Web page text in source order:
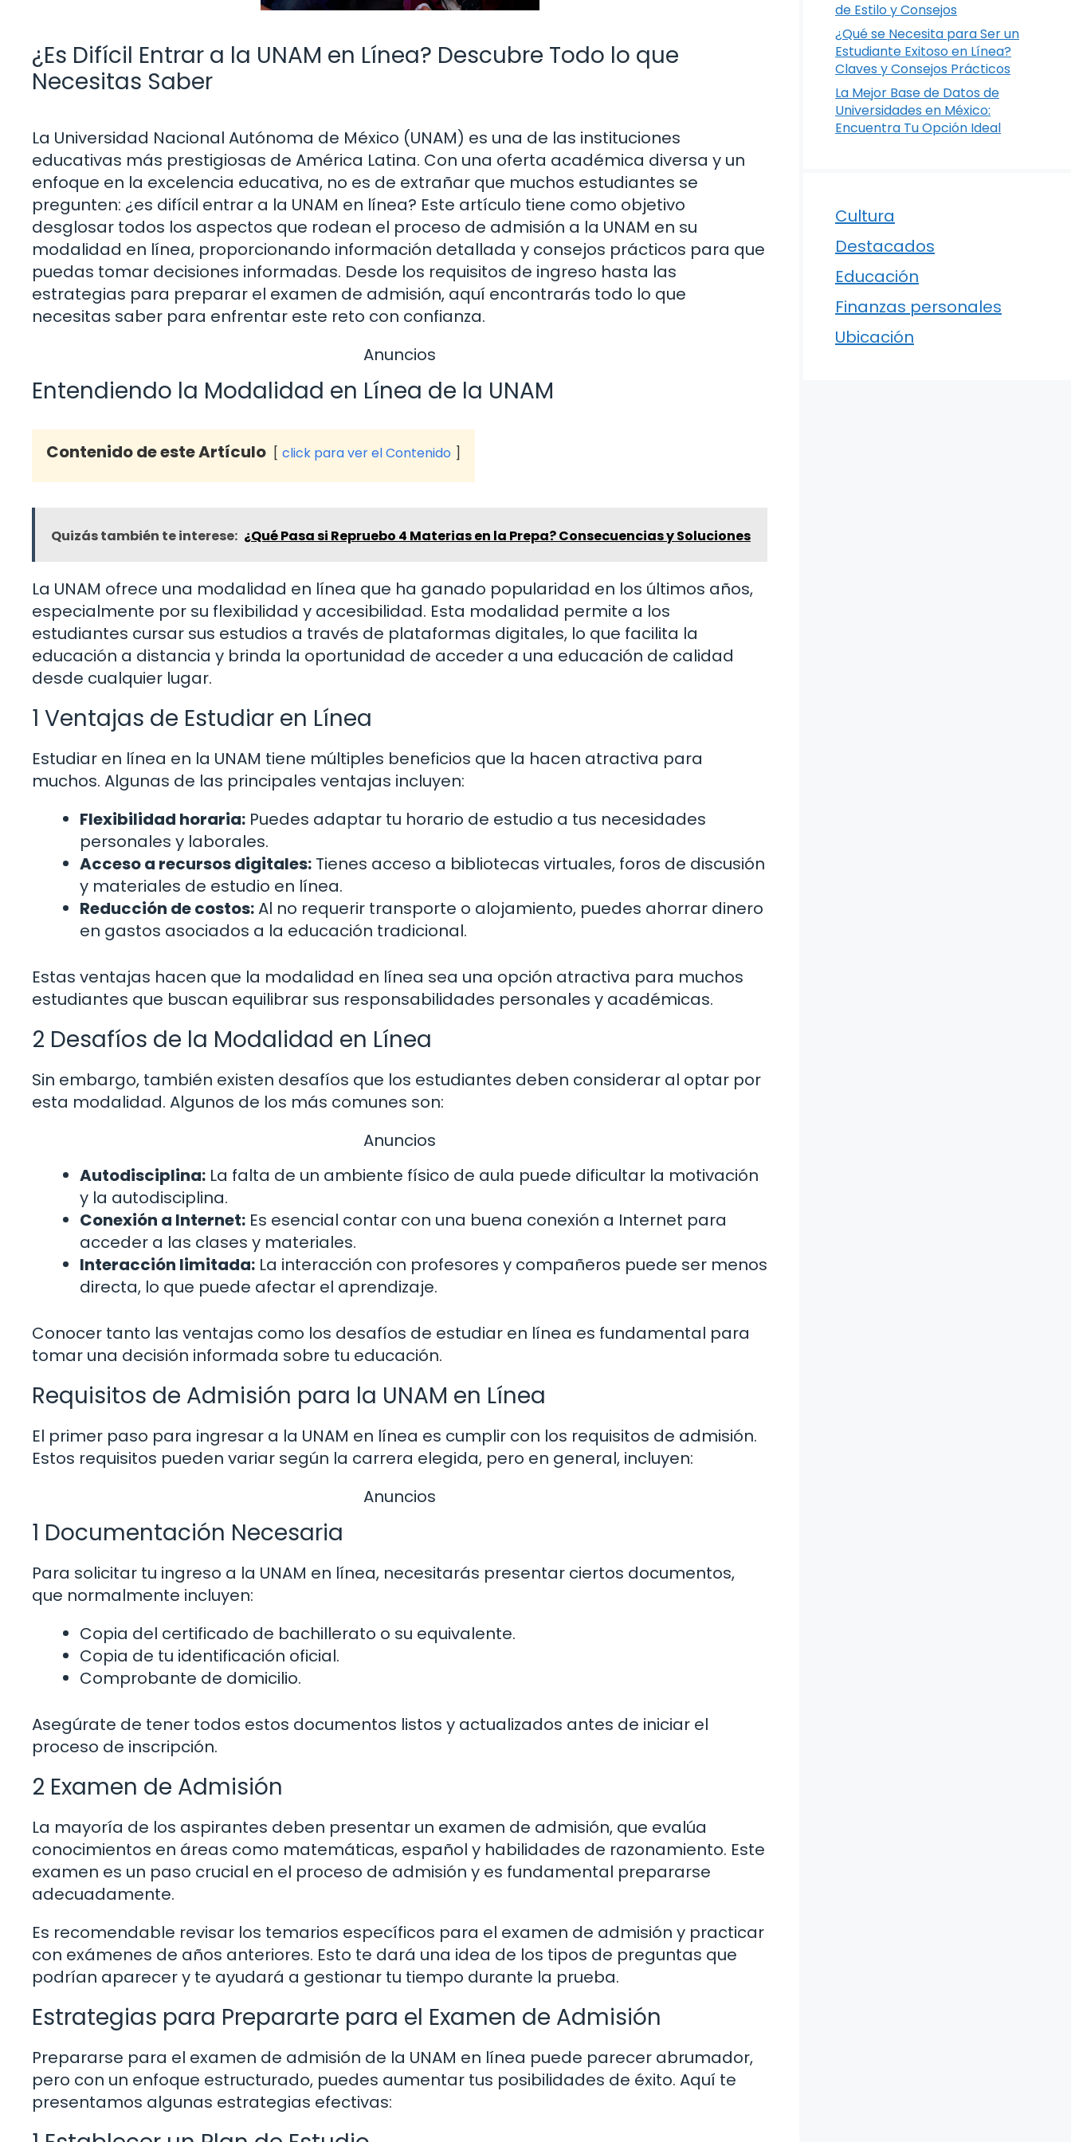
¿Es Difícil Entrar a la UNAM en Línea? Descubre Todo lo que
Necesitas Saber
La Universidad Nacional Autónoma de México (UNAM) es una de las instituciones
educativas más prestigiosas de América Latina. Con una oferta académica diversa y un
enfoque en la excelencia educativa, no es de extrañar que muchos estudiantes se
pregunten: ¿es difícil entrar a la UNAM en línea? Este artículo tiene como objetivo
desglosar todos los aspectos que rodean el proceso de admisión a la UNAM en su
modalidad en línea, proporcionando información detallada y consejos prácticos para que
puedas tomar decisiones informadas. Desde los requisitos de ingreso hasta las
estrategias para preparar el examen de admisión, aquí encontrarás todo lo que
necesitas saber para enfrentar este reto con confianza.
Anuncios
Entendiendo la Modalidad en Línea de la UNAM
Contenido de este Artículo click para ver el Contenido
Quizás también te interese: ¿Qué Pasa si Repruebo 4 Materias en la Prepa? Consecuencias y Soluciones
La UNAM ofrece una modalidad en línea que ha ganado popularidad en los últimos años,
especialmente por su flexibilidad y accesibilidad. Esta modalidad permite a los
estudiantes cursar sus estudios a través de plataformas digitales, lo que facilita la
educación a distancia y brinda la oportunidad de acceder a una educación de calidad
desde cualquier lugar.
1 Ventajas de Estudiar en Línea
Estudiar en línea en la UNAM tiene múltiples beneficios que la hacen atractiva para
muchos. Algunas de las principales ventajas incluyen:
Flexibilidad horaria: Puedes adaptar tu horario de estudio a tus necesidades
personales y laborales.
Acceso a recursos digitales: Tienes acceso a bibliotecas virtuales, foros de discusión
y materiales de estudio en línea.
Reducción de costos:Al no requerir transporte o alojamiento, puedes ahorrar dinero
en gastos asociados a la educación tradicional.
Estas ventajas hacen que la modalidad en línea sea una opción atractiva para muchos
estudiantes que buscan equilibrar sus responsabilidades personales y académicas.
2 Desafíos de la Modalidad en Línea
Sin embargo, también existen desafíos que los estudiantes deben considerar al optar por
esta modalidad. Algunos de los más comunes son:
Anuncios
Autodisciplina: La falta de un ambiente físico de aula puede dificultar la motivación
y la autodisciplina.
Conexión a Internet: Es esencial contar con una buena conexión a Internet para
acceder a las clases y materiales.
Interacción limitada: La interacción con profesores y compañeros puede ser menos
directa, lo que puede afectar el aprendizaje.
Conocer tanto las ventajas como los desafíos de estudiar en línea es fundamental para
tomar una decisión informada sobre tu educación.
Requisitos de Admisión para la UNAM en Línea
El primer paso para ingresar a la UNAM en línea es cumplir con los requisitos de admisión.
Estos requisitos pueden variar según la carrera elegida, pero en general, incluyen:
Anuncios
1 Documentación Necesaria
Para solicitar tu ingreso a la UNAM en línea, necesitarás presentar ciertos documentos,
que normalmente incluyen:
Copia del certificado de bachillerato o su equivalente.
Copia de tu identificación oficial.
Comprobante de domicilio.
Asegúrate de tener todos estos documentos listos y actualizados antes de iniciar el
proceso de inscripción.
2 Examen de Admisión
La mayoría de los aspirantes deben presentar un examen de admisión, que evalúa
conocimientos en áreas como matemáticas, español y habilidades de razonamiento. Este
examen es un paso crucial en el proceso de admisión y es fundamental prepararse
adecuadamente.
Es recomendable revisar los temarios específicos para el examen de admisión y practicar
con exámenes de años anteriores. Esto te dará una idea de los tipos de preguntas que
podrían aparecer y te ayudará a gestionar tu tiempo durante la prueba.
Estrategias para Prepararte para el Examen de Admisión
Prepararse para el examen de admisión de la UNAM en línea puede parecer abrumador,
pero con un enfoque estructurado, puedes aumentar tus posibilidades de éxito. Aquí te
presentamos algunas estrategias efectivas:
de Estilo y Consejos
¿Qué se Necesita para Ser un
Estudiante Exitoso en Línea?
Claves y Consejos Prácticos
La Mejor Base de Datos de
Universidades en México:
Encuentra Tu Opción Ideal
Cultura
Destacados
Educación
Finanzas personales
Ubicación